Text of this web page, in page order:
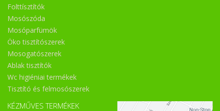
Folttísztítók
Mosószóda
Mosóparfümök
Öko tisztítószerek
Mosogatószerek
Ablak tisztítók
Wc higiéniai termékek
Tisztító és felmosószerek
KÉZMŰVES TERMÉKEK